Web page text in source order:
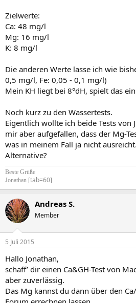
Zielwerte:
Ca: 48 mg/l
Mg: 16 mg/l
K: 8 mg/l
Die anderen Werte lasse ich wie
0,5 mg/l, Fe: 0,05 - 0,1 mg/l)
Mein KH liegt bei 8°dH, spielt das
Noch kurz zu den Wassertests.
Eigentlich wollte ich beide Tests von
mir aber aufgefallen, dass der Mg-
was in meinem Fall ja nicht
Alternative?
Beste Grüße
Jonathan [tab=60]
Andreas S.
Member
5 Juli 2015
Hallo Jonathan,
schaff’ dir einen Ca&GH-Test von
aber zuverlässig.
Das Mg kannst du dann über den